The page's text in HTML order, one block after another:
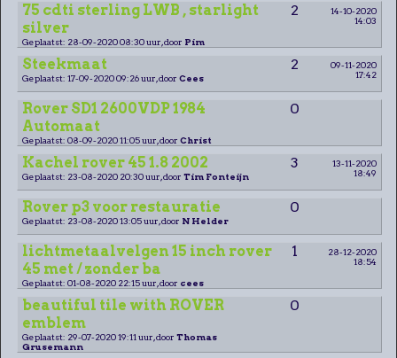
75 cdti sterling LWB , starlight
silver
2
14-10-2020
14:03
Geplaatst: 28-09-2020 08:30 uur, door Pim
Steekmaat 2
09-11-2020
17:42
Geplaatst: 17-09-2020 09:26 uur, door Cees
Rover SD1 2600VDP 1984
Automaat
0
Geplaatst: 08-09-2020 11:05 uur, door Christ
Kachel rover 45 1.8 2002 3
13-11-2020
18:49
Geplaatst: 23-08-2020 20:30 uur, door Tim Fonteijn
Rover p3 voor restauratie 0
Geplaatst: 23-08-2020 13:05 uur, door N Helder
lichtmetaalvelgen 15 inch rover
45 met / zonder ba
1
28-12-2020
18:54
Geplaatst: 01-08-2020 22:15 uur, door cees
beautiful tile with ROVER
emblem
0
Geplaatst: 29-07-2020 19:11 uur, door Thomas
Grusemann